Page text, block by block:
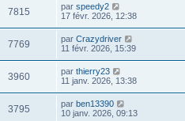
7815 par speedy2
17 févr. 2026, 12:38
7769 par Crazydriver
11 févr. 2026, 15:39
3960 par thierry23
11 janv. 2026, 13:38
3795 par ben13390
10 janv. 2026, 09:13